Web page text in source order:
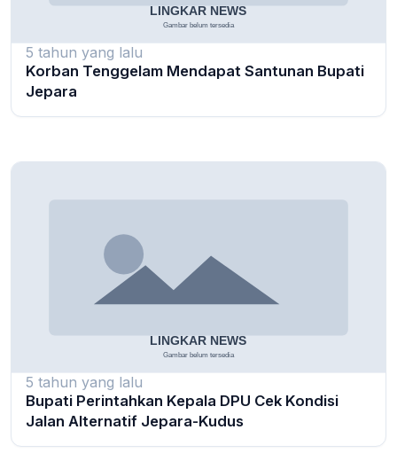
5 tahun yang lalu
Korban Tenggelam Mendapat Santunan Bupati
Jepara
5 tahun yang lalu
Bupati Perintahkan Kepala DPU Cek Kondisi
Jalan Alternatif Jepara-Kudus